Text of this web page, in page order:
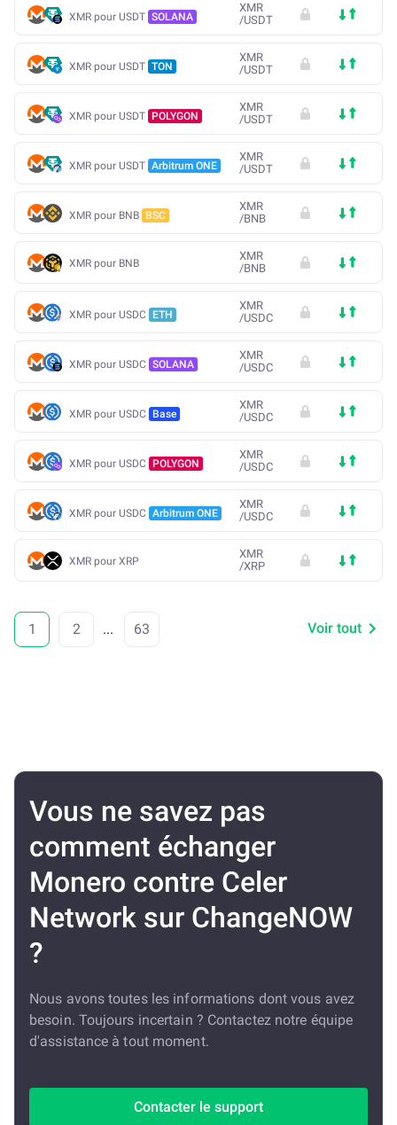
XMR pour USDT SOLANA
XMR
/USDT
XMR pour USDT TON
XMR
/USDT
XMR pour USDT POLYGON
XMR
/USDT
XMR pour USDT Arbitrum ONE
XMR
/USDT
XMR pour BNB BSC
XMR
/BNB
XMR pour BNB
XMR
/BNB
XMR pour USDC ETH
XMR
/USDC
XMR pour USDC SOLANA
XMR
/USDC
XMR pour USDC Base
XMR
/USDC
XMR pour USDC POLYGON
XMR
/USDC
XMR pour USDC Arbitrum ONE
XMR
/USDC
XMR pour XRP
XMR
/XRP
1 2 ... 63 Voir tout
Vous ne savez pas
comment échanger
Monero contre Celer
Network sur ChangeNOW
?
Nous avons toutes les informations dont vous avez
besoin. Toujours incertain ? Contactez notre équipe
d'assistance à tout moment.
Contacter le support